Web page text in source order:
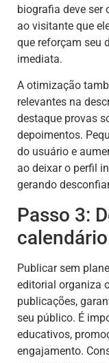
biografia deve ser
ao visitante que
que reforçam seu
imediata.
A otimização
relevantes na
destaque provas
depoimentos.
do usuário e
ao deixar o perfil
gerando
Passo 3:
Publicar sem
editorial organiza
publicações,
seu público. É
educativos,
engajamento.